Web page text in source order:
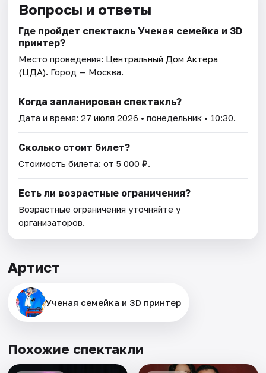
Вопросы и ответы
Где пройдет спектакль Ученая семейка и 3D
принтер?
Место проведения: Центральный Дом Актера
(ЦДА). Город — Москва.
Когда запланирован спектакль?
Дата и время:27 июля 2026 • понедельник • 10:30.
Сколько стоит билет?
Стоимость билета: от 5 000 ₽.
Есть ли возрастные ограничения?
Возрастные ограничения уточняйте у
организаторов.
Артист
Ученая семейка и 3D принтер
Похожие спектакли